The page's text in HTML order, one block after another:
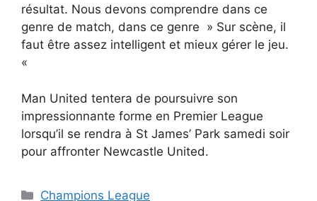
résultat. Nous devons comprendre dans ce
genre de match, dans ce genre » Sur scène, il
faut être assez intelligent et mieux gérer le jeu.
«
Man United tentera de poursuivre son
impressionnante forme en Premier League
lorsqu’il se rendra à St James’ Park samedi soir
pour affronter Newcastle United.
Catégories
Champions League